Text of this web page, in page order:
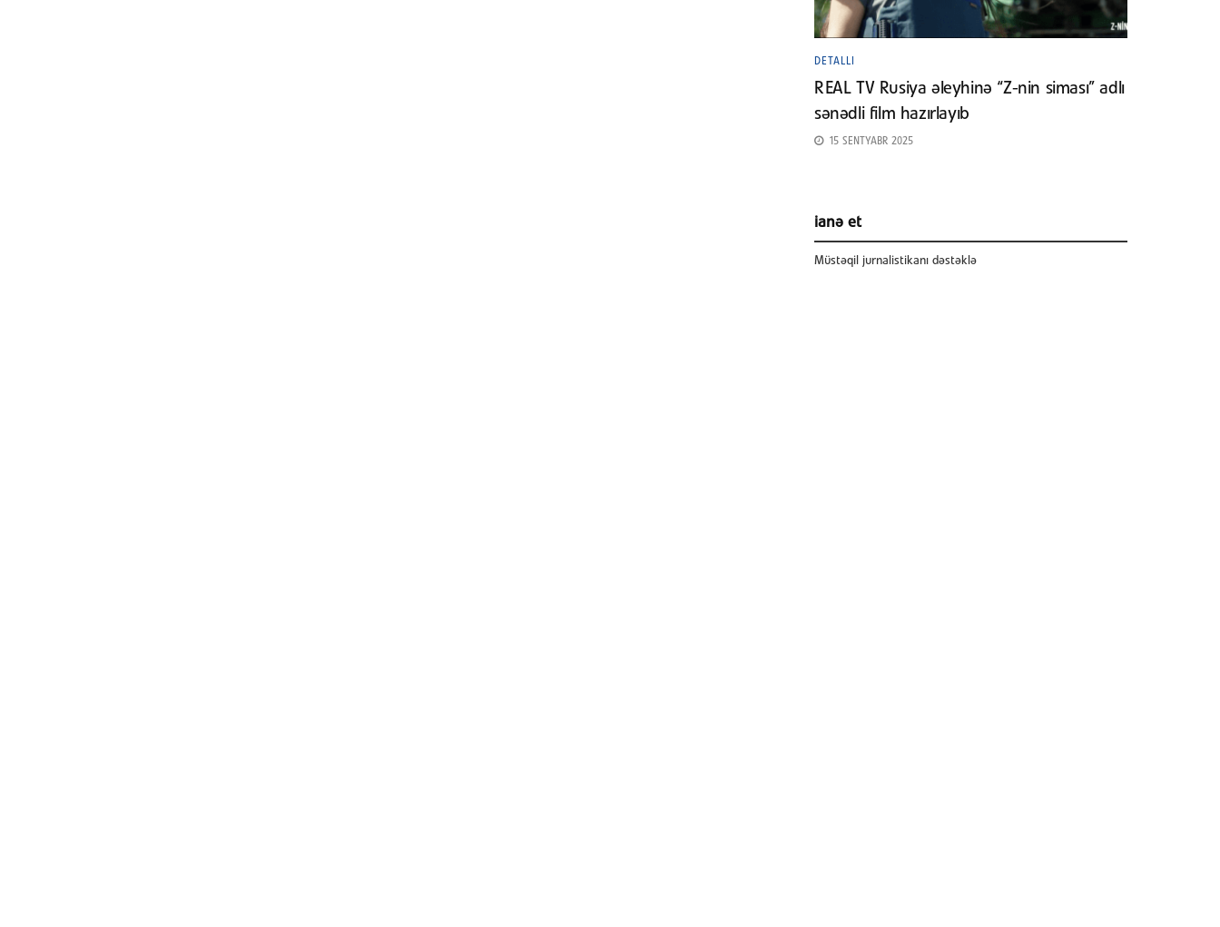
DETALLI
REAL TV Rusiya əleyhinə “Z-nin siması” adlı
sənədli film hazırlayıb
15 SENTYABR 2025
ianə et
Müstəqil jurnalistikanı dəstəklə